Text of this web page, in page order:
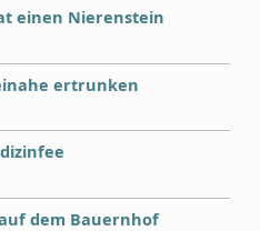
einen Nierenstein
ertrunken
dem Bauernhof